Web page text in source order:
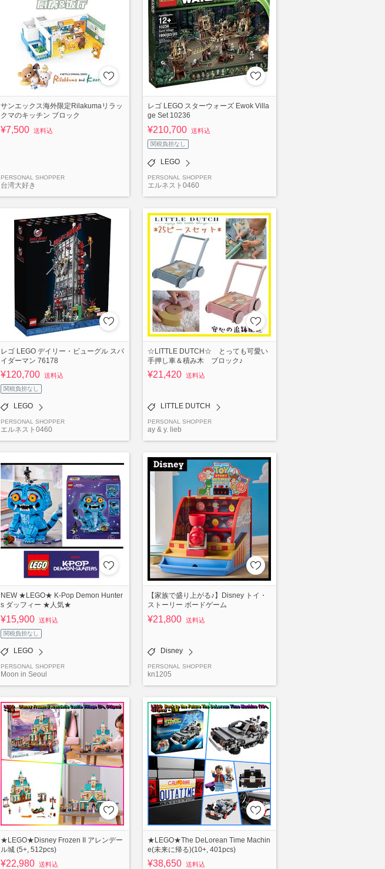
サンエックス海外限定Rilakumaリラッ
クマのキッチン ブロック
¥7,500 送料込
PERSONAL SHOPPER
台湾大好き
レゴ LEGO スターウォーズ Ewok Villa
ge Set 10236
¥210,700 送料込
関税負担なし
LEGO
PERSONAL SHOPPER
エルネスト0460
レゴ LEGO デイリー・ビューグル スパ
イダーマン 76178
¥120,700 送料込
関税負担なし
LEGO
PERSONAL SHOPPER
エルネスト0460
☆LITTLE DUTCH☆ とっても可愛い
手押し車＆積み木 ブロック♪
¥21,420 送料込
LITTLE DUTCH
PERSONAL SHOPPER
ay & y. lieb
NEW ★LEGO★ K-Pop Demon Hunter
s ダッフィー ★人気★
¥15,900 送料込
関税負担なし
LEGO
PERSONAL SHOPPER
Moon in Seoul
【家族で盛り上がる♪】Disney トイ・
ストーリー ボードゲーム
¥21,800 送料込
Disney
PERSONAL SHOPPER
kn1205
★LEGO★Disney Frozen II アレンデー
ル城 (5+, 512pcs)
¥22,980 送料込
★LEGO★The DeLorean Time Machin
e(未来に帰る)(10+, 401pcs)
¥38,650 送料込